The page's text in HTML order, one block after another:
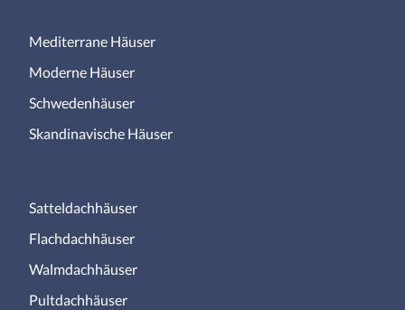
Mediterrane Häuser
Moderne Häuser
Schwedenhäuser
Skandinavische Häuser
Satteldachhäuser
Flachdachhäuser
Walmdachhäuser
Pultdachhäuser